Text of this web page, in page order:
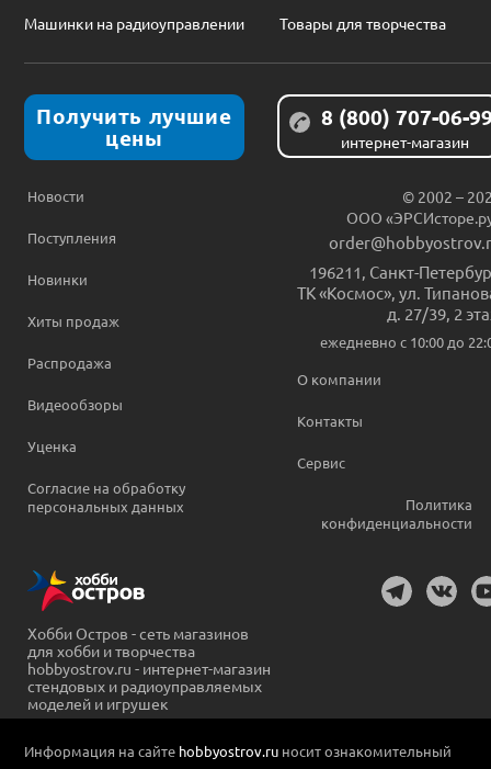
Машинки на радиоуправлении
Товары для творчества
Получить лучшие
цены
8 (800) 707-06-
интернет-магазин
Новости
Поступления
Новинки
Хиты продаж
Распродажа
Видеообзоры
Уценка
Согласие на обработку
персональных данных
© 2002 –
ООО
196211 Санкт-
ТК «Космос», ул.
д. 27/39, 2
ежедневно c 10:00 до
О компании
Контакты
Сервис
Политика
конфиденциальности
Хобби Остров - сеть магазинов
для хобби и творчества
hobbyostrov.ru - интернет-магазин
стендовых и радиоуправляемых
моделей и игрушек
Информация на сайте hobbyostrov.ru носит ознакомительный